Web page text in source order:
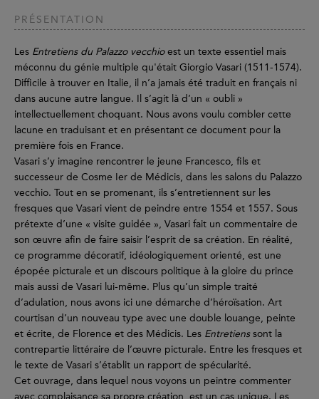
PRÉSENTATION
Les Entretiens du Palazzo vecchioest un texte essentiel mais
méconnu du génie multiple qu'était Giorgio Vasari (1511-1574).
Difficile à trouver en Italie, il n’a jamais été traduit en français ni
dans aucune autre langue. Il s’agit là d’un « oubli »
intellectuellement choquant. Nous avons voulu combler cette
lacune en traduisant et en présentant ce document pour la
première fois en France.
Vasari s’y imagine rencontrer le jeune Francesco, fils et
successeur de Cosme Ier de Médicis, dans les salons du Palazzo
vecchio. Tout en se promenant, ils s’entretiennent sur les
fresques que Vasari vient de peindre entre 1554 et 1557. Sous
prétexte d’une « visite guidée », Vasari fait un commentaire de
son œuvre afin de faire saisir l’esprit de sa création. En réalité,
ce programme décoratif, idéologiquement orienté, est une
épopée picturale et un discours politique à la gloire du prince
mais aussi de Vasari lui-même. Plus qu’un simple traité
d’adulation, nous avons ici une démarche d’héroïsation. Art
courtisan d’un nouveau type avec une double louange, peinte
et écrite, de Florence et des Médicis. Les Entretienssont la
contrepartie littéraire de l’œuvre picturale. Entre les fresques et
le texte de Vasari s’établit un rapport de spécularité.
Cet ouvrage, dans lequel nous voyons un peintre commenter